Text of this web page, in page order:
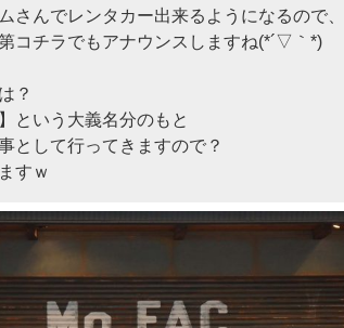
さんでレンタカー出来るようになるので、
コチラでもアナウンスしますね(*´▽｀*)
？
という大義名分のもと
として行ってきますので？
すｗ